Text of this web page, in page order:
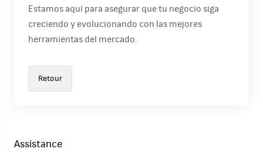
Assistance
Estamos aquí para asegurar que tu negocio siga
creciendo y evolucionando con las mejores
herramientas del mercado.
Retour